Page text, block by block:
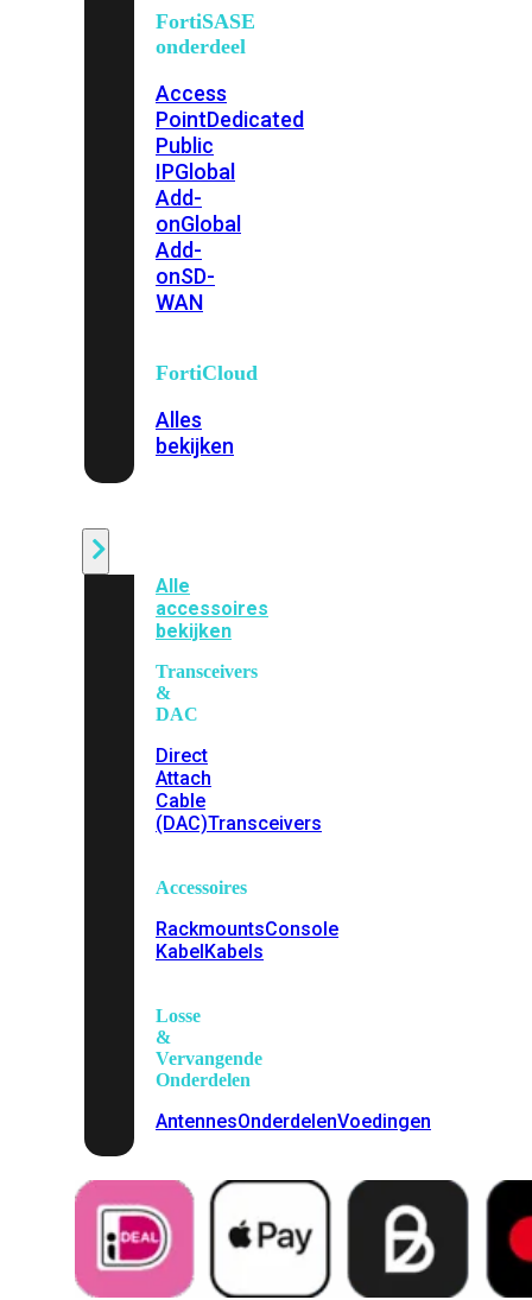
FortiSASE
onderdeel
Access
PointDedicated
Public
IPGlobal
Add-
onGlobal
Add-
onSD-
WAN
FortiCloud
Alles
bekijken
Alle
accessoires
bekijken
Transceivers
&
DAC
Direct
Attach
Cable
(DAC)Transceivers
Accessoires
RackmountsConsole
KabelKabels
Losse
&
Vervangende
Onderdelen
AntennesOnderdelenVoedingen